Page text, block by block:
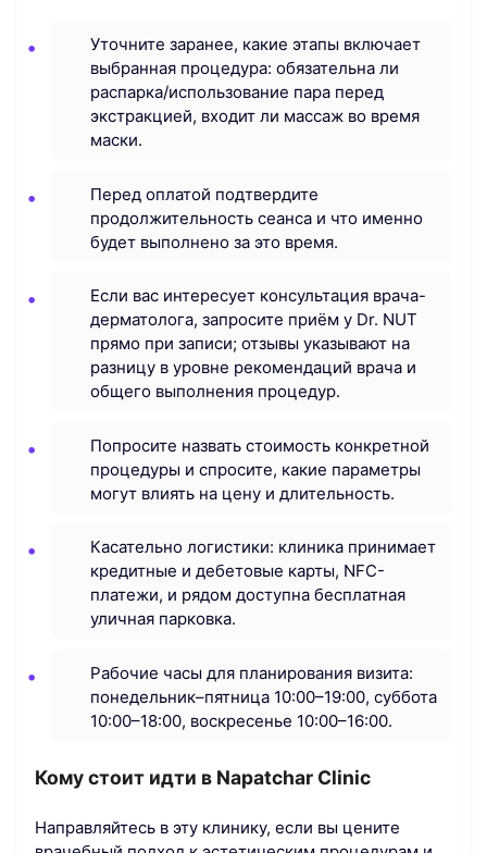
Уточните заранее, какие этапы включает
выбранная процедура: обязательна ли
распарка/использование пара перед
экстракцией, входит ли массаж во время
маски.
Перед оплатой подтвердите
продолжительность сеанса и что именно
будет выполнено за это время.
Если вас интересует консультация врача-
дерматолога, запросите приём у Dr. NUT
прямо при записи; отзывы указывают на
разницу в уровне рекомендаций врача и
общего выполнения процедур.
Попросите назвать стоимость конкретной
процедуры и спросите, какие параметры
могут влиять на цену и длительность.
Касательно логистики: клиника принимает
кредитные и дебетовые карты, NFC-
платежи, и рядом доступна бесплатная
уличная парковка.
Рабочие часы для планирования визита:
понедельник–пятница 10:00–19:00, суббота
10:00–18:00, воскресенье 10:00–16:00.
Кому стоит идти в Napatchar Clinic
Направляйтесь в эту клинику, если вы цените